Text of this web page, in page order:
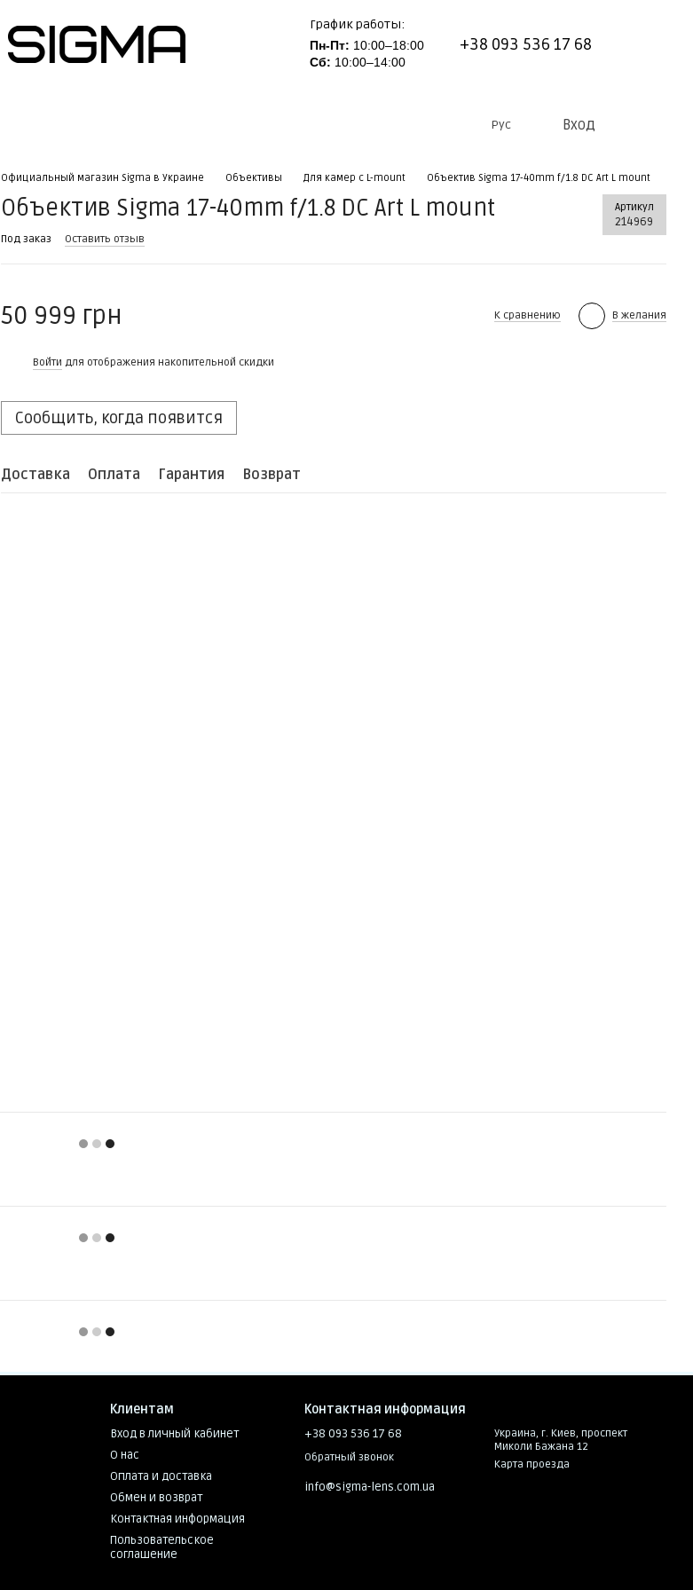
График работы:
Пн-Пт: 10:00–18:00
Сб: 10:00–14:00
+38 093 536 17 68
Рус Вход
Официальный магазин Sigma в Украине Объективы Для камер c L-mount Объектив Sigma 17-40mm f/1.8 DC Art L mount
Объектив Sigma 17-40mm f/1.8 DC Art L mount Артикул
214969
Под заказ Оставить отзыв
50 999 грн К сравнению В желания
Войти для отображения накопительной скидки
Сообщить, когда появится
Доставка Оплата Гарантия Возврат
Клиентам
Вход в личный кабинет
О нас
Оплата и доставка
Обмен и возврат
Контактная информация
Пользовательское
соглашение
Контактная информация
+38 093 536 17 68
Обратный звонок
info@sigma-lens.com.ua
Украина, г. Киев, проспект
Миколи Бажана 12
Карта проезда